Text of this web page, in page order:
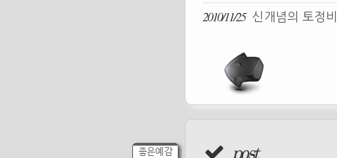
좋은예감
2010/11/25 신개념의 토정
post